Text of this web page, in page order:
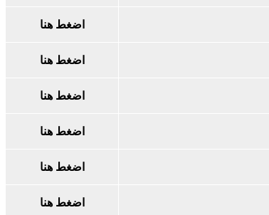
اضغط هنا
اضغط هنا
اضغط هنا
اضغط هنا
اضغط هنا
اضغط هنا